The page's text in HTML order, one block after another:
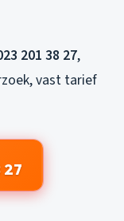
201 38 27,
vast tarief
27